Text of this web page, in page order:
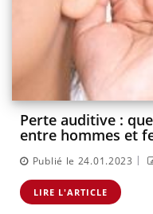
Perte auditive :
entre hommes et
Publié le 24.01.2023 |
LIRE L'ARTICLE